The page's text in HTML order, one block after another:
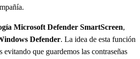
Microsoft Defender SmartScreen,
Defender. La idea de esta función
evitando que guardemos las contraseñas